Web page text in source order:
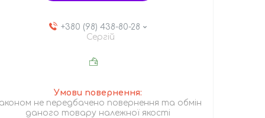
+380 (98) 438-80-28
Сергій
не передбачено повернення та обмін
даного товару належної якості